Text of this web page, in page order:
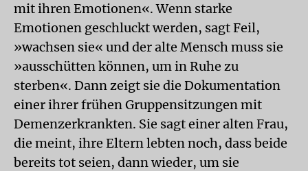
mit ihren Emotionen«. Wenn starke
Emotionen geschluckt werden, sagt Feil,
»wachsen sie« und der alte Mensch muss sie
»ausschütten können, um in Ruhe zu
sterben«. Dann zeigt sie die Dokumentation
einer ihrer frühen Gruppensitzungen mit
Demenzerkrankten. Sie sagt einer alten Frau,
die meint, ihre Eltern lebten noch, dass beide
bereits tot seien, dann wieder, um sie